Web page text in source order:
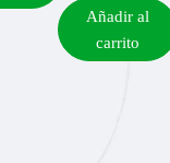
Añadir al
carrito